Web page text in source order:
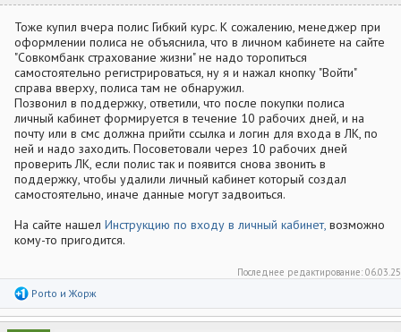
Тоже купил вчера полис Гибкий курс. К сожалению, менеджер при
оформлении полиса не объяснила, что в личном кабинете на сайте
"Совкомбанк страхование жизни" не надо торопиться
самостоятельно регистрироваться, ну я и нажал кнопку "Войти"
справа вверху, полиса там не обнаружил.
Позвонил в поддержку, ответили, что после покупки полиса
личный кабинет формируется в течение 10 рабочих дней, и на
почту или в смс должна прийти ссылка и логин для входа в ЛК, по
ней и надо заходить. Посоветовали через 10 рабочих дней
проверить ЛК, если полис так и появится снова звонить в
поддержку, чтобы удалили личный кабинет который создал
самостоятельно, иначе данные могут задвоиться.
На сайте нашел Инструкцию по входу в личный кабинет, возможно
кому-то пригодится.
Последнее редактирование: 06.03.25
Р
а
к
Porto и Жорж